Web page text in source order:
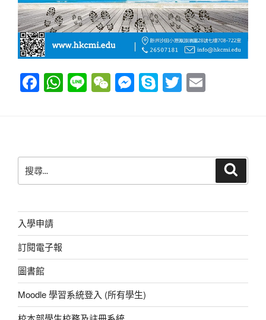
F
a
b
o
k
W
h
A
p
Li
n
W
e
at
M
e
n
g
S
ky
T
wi
尋
字:
入學申請
訂閱電子報
圖書館
Moodle 學習系統登入 (所有學生)